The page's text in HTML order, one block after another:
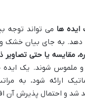
ایده ها می تواند توجه
دهد. به جای بیان خشک
مقایسه یا حتی تصاویر
و ملموس شوند. یک
ارائه شود، به
شد و احتمال پذیرش آن